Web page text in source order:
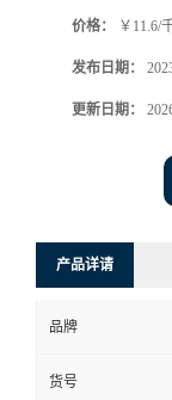
价格： ￥11.6/
发布日期：
更新日期：
产品详请
品牌
货号